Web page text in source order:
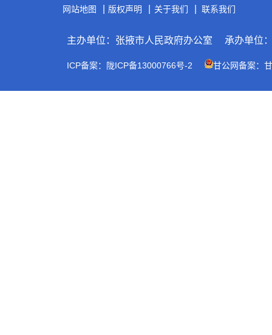
网站地图 版权声明 关于我们 联系我们
主办单位：张掖市人民政府办公室 承办单位
ICP备案：陇ICP备13000766号-2 甘公网备案：